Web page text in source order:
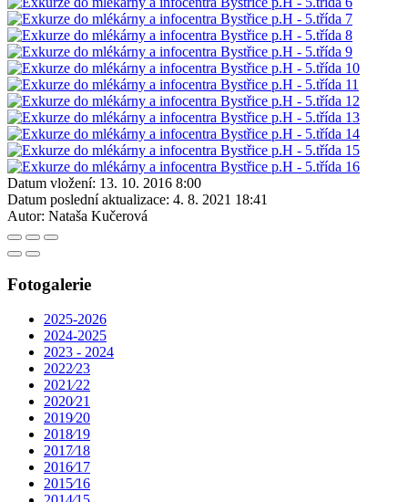
Datum vložení: 13. 10. 2016 8:00
Datum poslední aktualizace: 4. 8. 2021 18:41
Autor: Nataša Kučerová
Fotogalerie
2025-2026
2024-2025
2023 - 2024
2022⁄23
2021⁄22
2020⁄21
2019⁄20
2018⁄19
2017⁄18
2016⁄17
2015⁄16